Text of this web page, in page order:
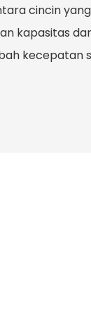
cincin
kapasitas
kecepatan